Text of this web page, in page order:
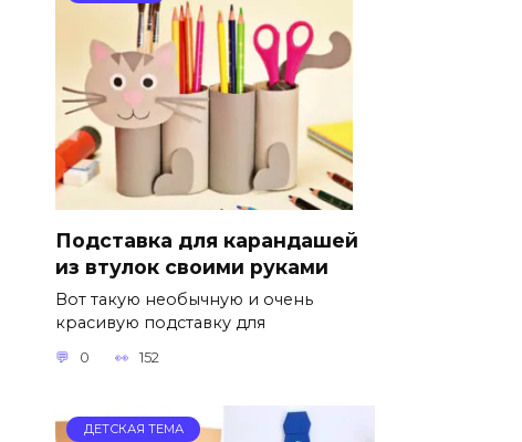
Подставка для карандашей
из втулок своими руками
Вот такую необычную и очень
красивую подставку для
0 152
ДЕТСКАЯ ТЕМА